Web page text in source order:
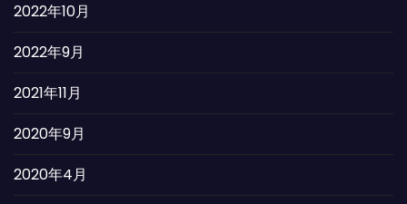
2022年10月
2022年9月
2021年11月
2020年9月
2020年4月